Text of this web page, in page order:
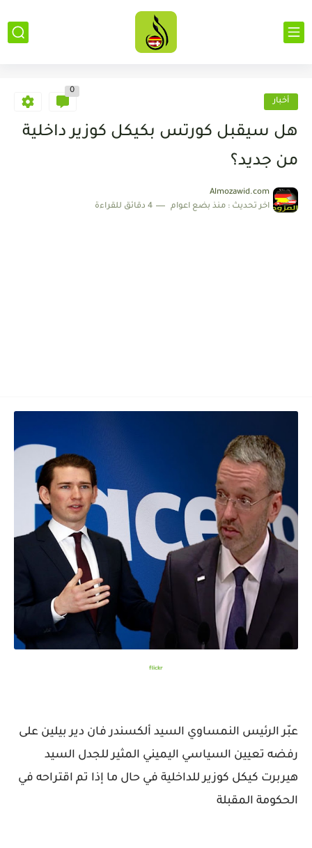
أخبار
0
هل سيقبل كورتس بكيكل كوزير داخلية
من جديد؟
Almozawid.com
اخر تحديث : منذ بضع اعوام 4 دقائق للقراءة
flickr
عبّر الرئيس النمساوي السيد ألكسندر فان دير بيلين على
رفضه تعيين السياسي اليميني المثير للجدل السيد
هيربرت كيكل كوزير للداخلية في حال ما إذا تم اقتراحه في
الحكومة المقبلة